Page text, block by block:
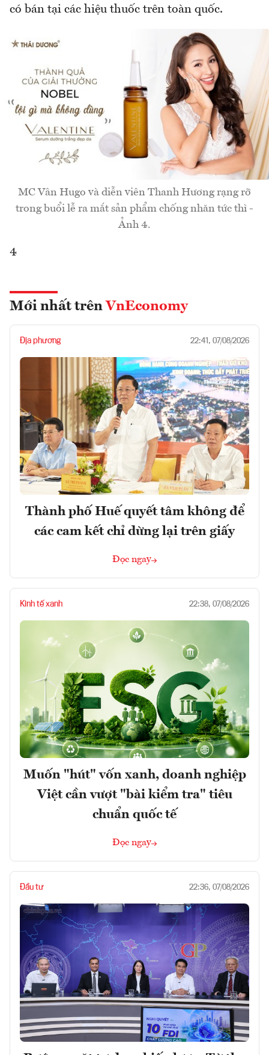
có bán tại các hiệu thuốc trên toàn quốc.
MC Vân Hugo và diễn viên Thanh Hương rạng rỡ
trong buổi lễ ra mắt sản phẩm chống nhăn tức thì -
Ảnh 4.
4
Mới nhất trên VnEconomy
Địa phương 22:41, 07/08/2026
Thành phố Huế quyết tâm không để
các cam kết chỉ dừng lại trên giấy
Đọc ngay
Kinh tế xanh 22:38, 07/08/2026
Muốn "hút" vốn xanh, doanh nghiệp
Việt cần vượt "bài kiểm tra" tiêu
chuẩn quốc tế
Đọc ngay
Đầu tư 22:36, 07/08/2026